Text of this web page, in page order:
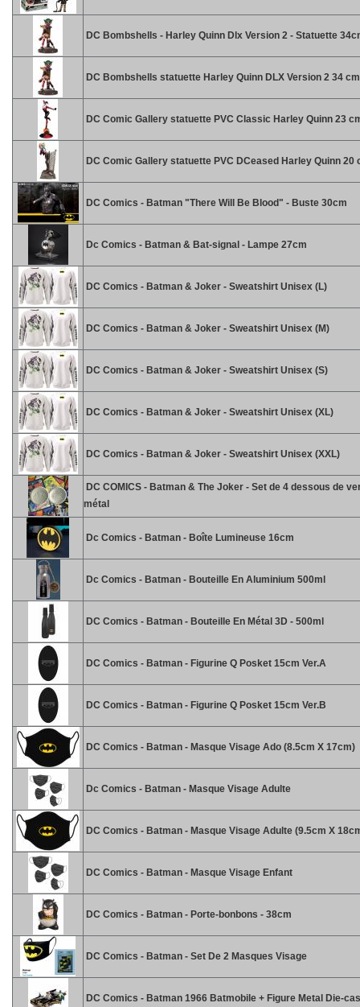
DC Bombshells - Harley Quinn Dlx Version 2 - Statuette
DC Bombshells statuette Harley Quinn DLX Version 2 34 cm
DC Comic Gallery statuette PVC Classic Harley Quinn 23
DC Comic Gallery statuette PVC DCeased Harley Quinn 20
DC Comics - Batman "There Will Be Blood" - Buste 30cm
Dc Comics - Batman & Bat-signal - Lampe 27cm
DC Comics - Batman & Joker - Sweatshirt Unisex (L)
DC Comics - Batman & Joker - Sweatshirt Unisex (M)
DC Comics - Batman & Joker - Sweatshirt Unisex (S)
DC Comics - Batman & Joker - Sweatshirt Unisex (XL)
DC Comics - Batman & Joker - Sweatshirt Unisex (XXL)
DC COMICS - Batman & The Joker - Set de 4 dessous de
métal
Dc Comics - Batman - Boîte Lumineuse 16cm
Dc Comics - Batman - Bouteille En Aluminium 500ml
DC Comics - Batman - Bouteille En Métal 3D - 500ml
DC Comics - Batman - Figurine Q Posket 15cm Ver.A
DC Comics - Batman - Figurine Q Posket 15cm Ver.B
DC Comics - Batman - Masque Visage Ado (8.5cm X 17cm)
Dc Comics - Batman - Masque Visage Adulte
DC Comics - Batman - Masque Visage Adulte (9.5cm X
DC Comics - Batman - Masque Visage Enfant
DC Comics - Batman - Porte-bonbons - 38cm
DC Comics - Batman - Set De 2 Masques Visage
DC Comics - Batman 1966 Batmobile + Figure Metal Die-